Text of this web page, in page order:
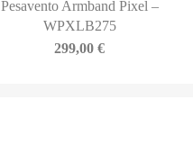
Pesavento Armband Pixel –
WPXLB275
299,00€